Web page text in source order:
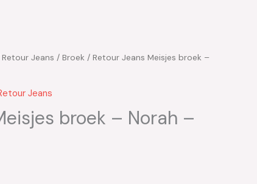
Retour Jeans / Broek / Retour Jeans Meisjes broek –
Jeans
broek – Norah –